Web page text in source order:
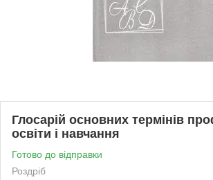
Глосарій основних термінів
освіти і навчання
Готово до відправки
Роздріб